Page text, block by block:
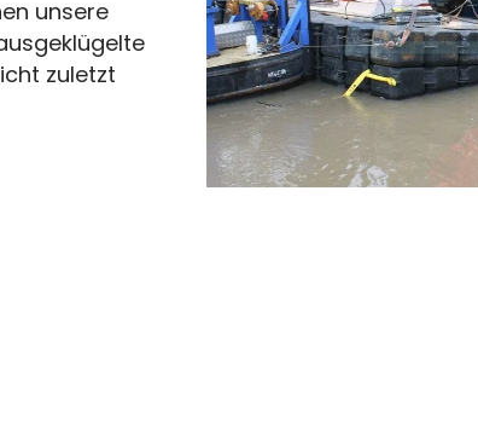
unsere
zuletzt